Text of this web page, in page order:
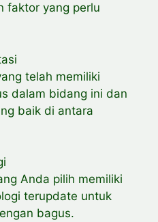
faktor yang perlu
telah memiliki
dalam bidang ini dan
baik di antara
Anda pilih memiliki
terupdate untuk
bagus.